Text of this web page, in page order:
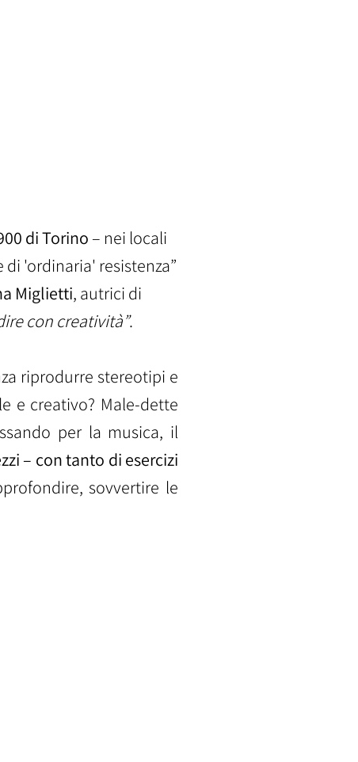
di Torino – nei locali
'ordinaria' resistenza”
Miglietti, autrici di
con creatività”.
riprodurre stereotipi e
e creativo? Male-dette
per la musica, il
– con tanto di esercizi
sovvertire le